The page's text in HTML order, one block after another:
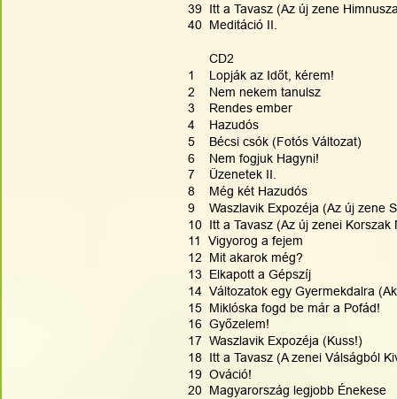
39  Itt a Tavasz (Az új zene
40  Meditáció II.
      CD2
1    Lopják az Időt, kérem!
2    Nem nekem tanulsz
3    Rendes ember
4    Hazudós
5    Bécsi csók (Fotós Változat)
6    Nem fogjuk Hagyni!
7    Üzenetek II.
8    Még két Hazudós
9    Waszlavik Expozéja (Az új zene
10  Itt a Tavasz (Az új zenei Korszak
11  Vigyorog a fejem
12  Mit akarok még?
13  Elkapott a Gépszíj
14  Változatok egy Gyermekdalra
15  Miklóska fogd be már a Pofád!
16  Győzelem!
17  Waszlavik Expozéja (Kuss!)
18  Itt a Tavasz (A zenei Válságból
19  Ováció!
20  Magyarország legjobb Énekese